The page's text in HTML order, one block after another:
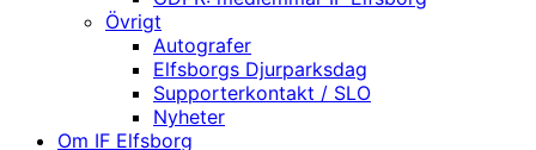
Övrigt
Autografer
Elfsborgs Djurparksdag
Supporterkontakt / SLO
Nyheter
Om IF Elfsborg